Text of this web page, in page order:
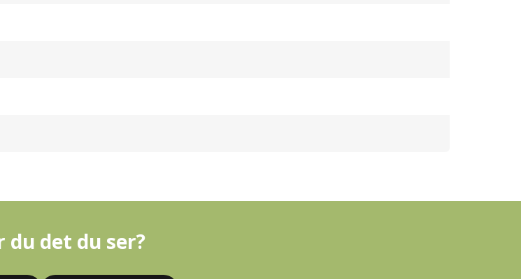
du det du ser?